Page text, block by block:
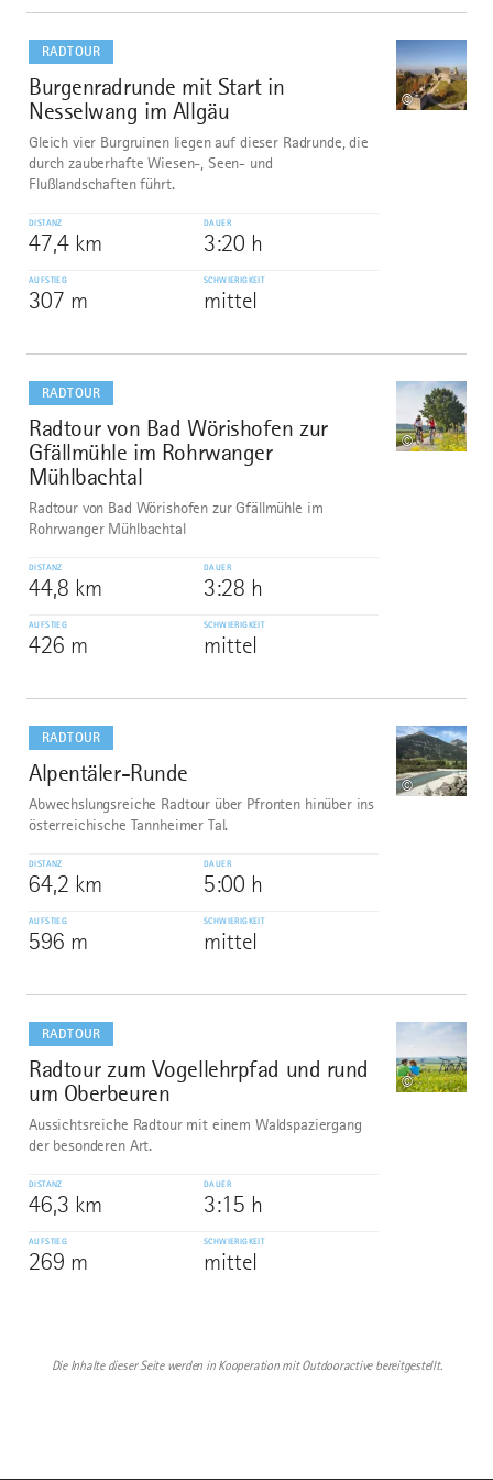
RADTOUR
7
Burgenradrunde mit Start in
Nesselwang im Allgäu
©
Gleich vier Burgruinen liegen auf dieser Radrunde, die
durch zauberhafte Wiesen-, Seen- und
Flußlandschaften führt.
DISTANZ
47,4 km
DAUER
3:20 h
AUFSTIEG
307 m
SCHWIERIGKEIT
mittel
dazu
RADTOUR
8
Radtour von Bad Wörishofen zur
Gfällmühle im Rohrwanger
Mühlbachtal
©
Radtour von Bad Wörishofen zur Gfällmühle im
Rohrwanger Mühlbachtal
DISTANZ
44,8 km
DAUER
3:28 h
AUFSTIEG
426 m
SCHWIERIGKEIT
mittel
dazu
RADTOUR
9
Alpentäler-Runde
©
Abwechslungsreiche Radtour über Pfronten hinüber ins
österreichische Tannheimer Tal.
DISTANZ
64,2 km
DAUER
5:00 h
AUFSTIEG
596 m
SCHWIERIGKEIT
mittel
dazu
RADTOUR
10
Radtour zum Vogellehrpfad und rund
um Oberbeuren
©
Aussichtsreiche Radtour mit einem Waldspaziergang
der besonderen Art.
DISTANZ
46,3 km
DAUER
3:15 h
AUFSTIEG
269 m
SCHWIERIGKEIT
mittel
dazu
Die Inhalte dieser Seite werden in Kooperation mit Outdooractive bereitgestellt.